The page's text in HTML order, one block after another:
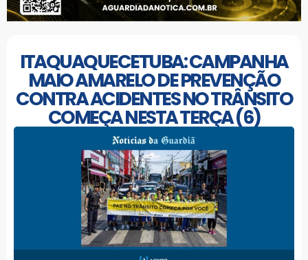
ITAQUAQUECETUBA: CAMPANHA
MAIO AMARELO DE PREVENÇÃO
CONTRA ACIDENTES NO TRÂNSITO
COMEÇA NESTA TERÇA (6)